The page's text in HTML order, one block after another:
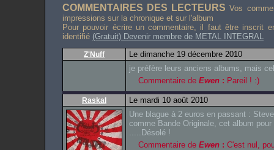
COMMENTAIRES DES LECTEURS Vos
impressions sur la chronique et sur l'album
Pour pouvoir écrire un commentaire, il faut être inscrit
identifié (Gratuit) Devenir membre de METAL INTEGRAL
Z'Nuff
Le dimanche 19 décembre 2010
je préfère leurs anciens albums, mais
Commentaire de Ewen : Pareil ! :)
Raskal Le mardi 10 août 2010
Une blague à 2 euros en passant :
comme Bande Originale, cet album
.....Désolé !
Commentaire de Ewen : C'est nul,